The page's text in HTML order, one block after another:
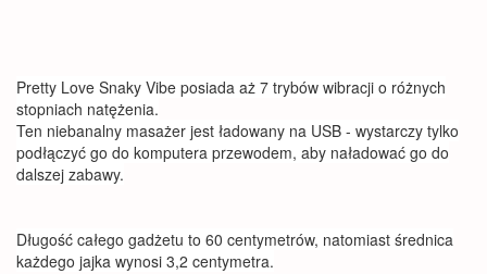
Pretty Love Snaky Vibe posiada aż 7 trybów wibracji o różnych
stopniach natężenia.
Ten niebanalny masażer jest ładowany na USB - wystarczy tylko
podłączyć go do komputera przewodem, aby naładować go do
dalszej zabawy.
Długość całego gadżetu to 60 centymetrów, natomiast średnica
każdego jajka wynosi 3,2 centymetra.